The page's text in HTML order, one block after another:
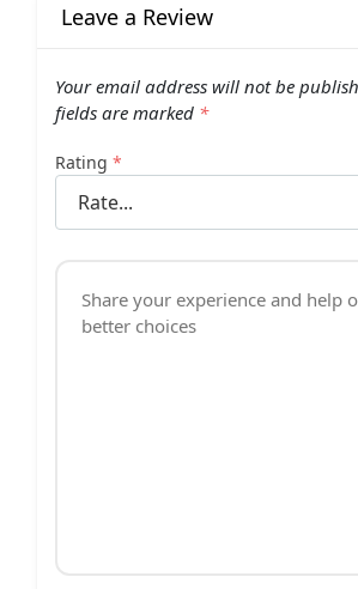
Leave a Review
Your email address will not be
fields are marked *
Rating *